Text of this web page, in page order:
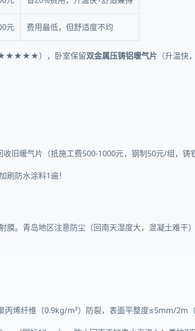
元 费用最低，但舒适度不均
★★★★★），卧室保留双金属压铸铝暖气片 （升温
暖气片（抵施工费500-1000元，钢制50元/组，铸
防水涂料1遍！
。青岛地区注意防尘（回南天湿度大，混凝土难干）
烯纤维（0.9kg/m³）防裂，表面平整度≤5mm/2m